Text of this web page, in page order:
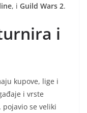
, i Guild Wars 2.
i
kupove, lige i
i vrste
pojavio se veliki